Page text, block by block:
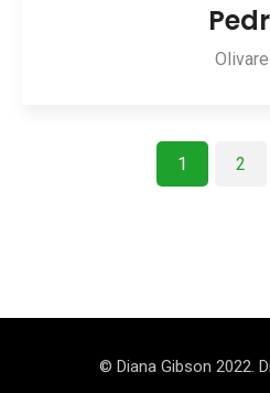
1 2
© Diana Gibson 2022.